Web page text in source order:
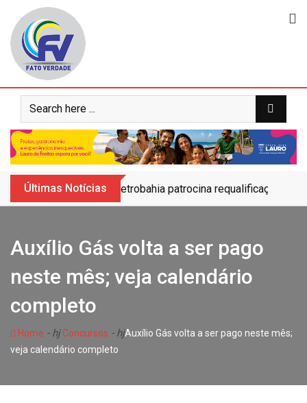
content
Últimas Notícias Petrobahia patrocina requalificação do
Auxílio Gás volta a ser pago
neste mês; veja calendário
completo
Home - hjConcursos - hjAuxílio Gás volta a ser pago neste mês;
veja calendário completo